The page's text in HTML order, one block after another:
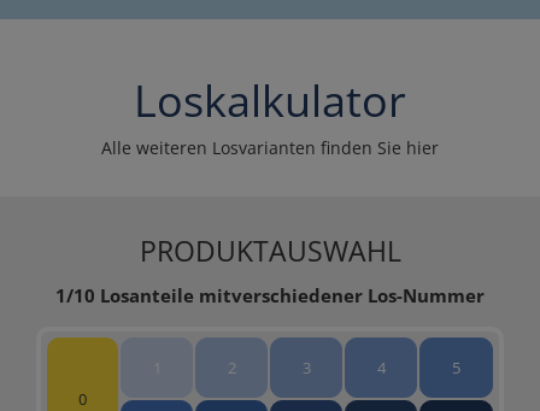
Loskalkulator
Alle weiteren Losvarianten finden Sie hier
PRODUKTAUSWAHL
1/10 Losanteile mitverschiedener Los-Nummer
0
1 2 3 4 5